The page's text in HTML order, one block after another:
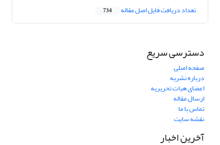
تعداد دریافت فایل اصل مقاله 734
دسترسی سریع
صفحه اصلی
درباره نشریه
اعضای هیات تحریریه
ارسال مقاله
تماس با ما
نقشه سایت
آخرین اخبار